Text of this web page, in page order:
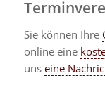
Sie können Ihre
online eine
uns eine